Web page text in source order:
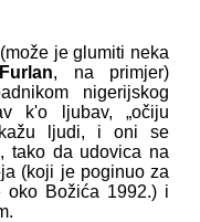
je glumiti neka
, na primjer)
nigerijskog
k'o ljubav, „očiju
ljudi, i oni se
tako da udovica na
(koji je poginuo za
oko Božića 1992.) i